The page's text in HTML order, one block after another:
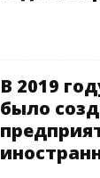
В 2019
было